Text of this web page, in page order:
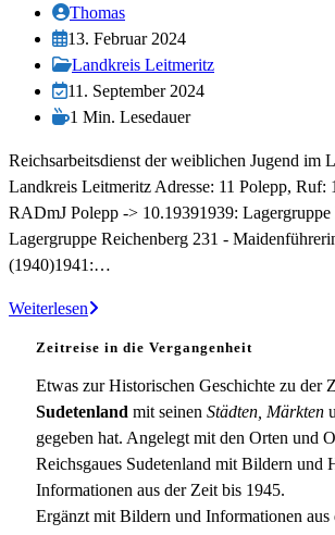
Beitrags-
Autor:
Thomas
Beitrag
veröffentlicht:
13. Februar 2024
Beitrags-
Kategorie:
Landkreis Leitmeritz
Beitrag
zuletzt
am:
11. September 2024
Lesedauer:
1 Min. Lesedauer
Reichsarbeitsdienst der weiblichen Jugend im
Landkreis Leitmeritz Adresse: 11 Polepp, Ruf:
RADmJ Polepp -> 10.19391939:
Lagergruppe Reichenberg 231 -
(1940)1941:…
WeiterlesenRADwJ-
Zeitreise in die Vergangenheit
Etwas zur Historischen Geschichte zu der
Sudetenland mit seinen Städten, Märkten
gegeben hat. Angelegt mit den Orten und
Reichsgaues Sudetenland mit Bildern und
Informationen aus der Zeit bis 1945.
Ergänzt mit Bildern und Informationen aus